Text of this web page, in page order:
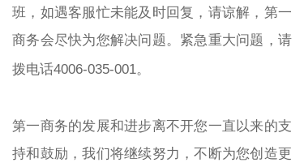
班，如遇客服忙未能及时回复，请谅解， 第一
商务会尽快为您解决问题。
紧急重大问题，请
拨电话4006-035-001。
第一商务的发展和进步离不开您一直以来的支
持和鼓励，我们将继续努力，不断为您创造更